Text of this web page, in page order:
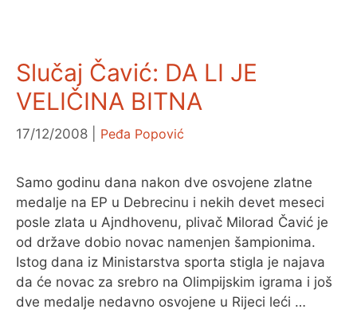
Slučaj Čavić: DA LI JE
VELIČINA BITNA
17/12/2008 Peđa Popović
Samo godinu dana nakon dve osvojene zlatne
medalje na EP u Debrecinu i nekih devet meseci
posle zlata u Ajndhovenu, plivač Milorad Čavić je
od države dobio novac namenjen šampionima.
Istog dana iz Ministarstva sporta stigla je najava
da će novac za srebro na Olimpijskim igrama i još
dve medalje nedavno osvojene u Rijeci leći …